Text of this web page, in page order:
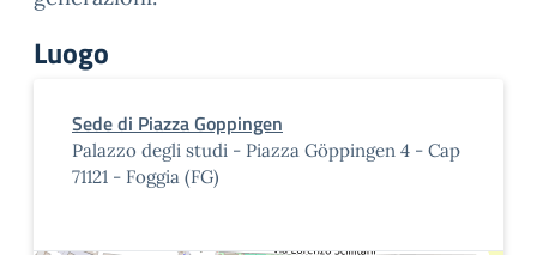
Luogo
Sede di Piazza Goppingen
Palazzo degli studi - Piazza Göppingen 4 - Cap
71121 - Foggia (FG)